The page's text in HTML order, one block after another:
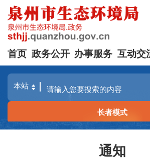
首页 政务公开 办事服务 互动交
长者模式
通知